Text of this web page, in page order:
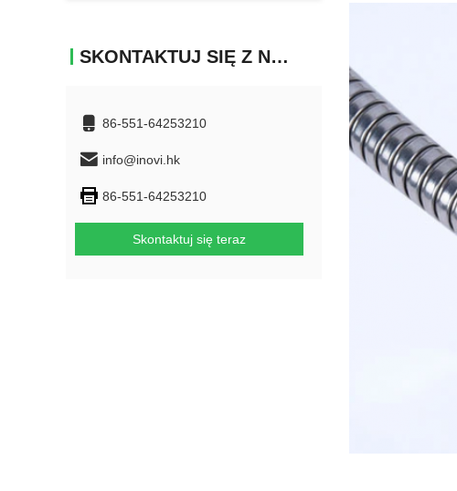
SKONTAKTUJ SIĘ Z NAMI
86-551-64253210
info@inovi.hk
86-551-64253210
Skontaktuj się teraz